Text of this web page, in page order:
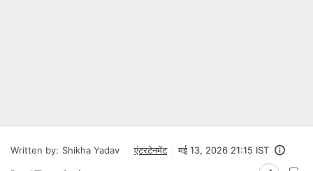
Written by: Shikha Yadav एंटरटेनमेंट मई 13, 2026 21:15 IST